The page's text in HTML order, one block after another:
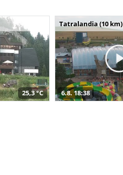
25,3 °C
Tatralandia (10 km)
6.8. 18:38